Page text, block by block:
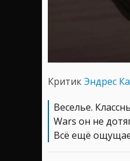
КритикЭндрес
Веселье.
Wars он не
Всё ещё